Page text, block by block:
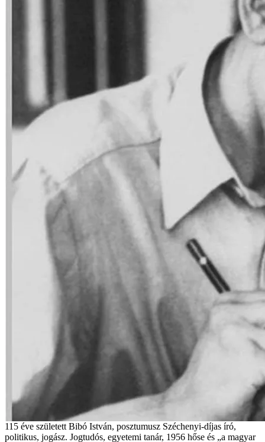
115 éve született Bibó István, posztumusz Széchenyi-díjas író,
politikus, jogász. Jogtudós, egyetemi tanár, 1956 hőse és „a magyar